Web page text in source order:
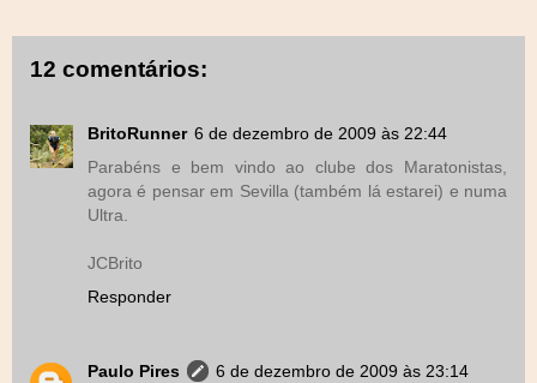
12 comentários:
BritoRunner 6 de dezembro de 2009 às 22:44
Parabéns e bem vindo ao clube dos Maratonistas,
agora é pensar em Sevilla (também lá estarei) e numa
Ultra.
JCBrito
Responder
Paulo Pires
6 de dezembro de 2009 às 23:14